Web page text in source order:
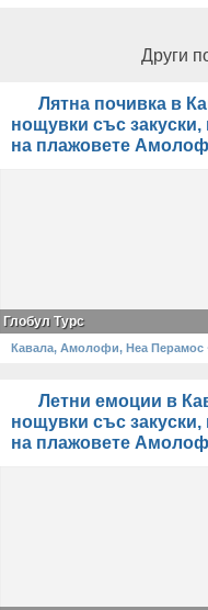
Други
Лятна почивка в
нощувки със
на плажовете
Глобул Турс
Кавала, Амолофи, Неа Перамос
Летни емоции в
нощувки със
на плажовете